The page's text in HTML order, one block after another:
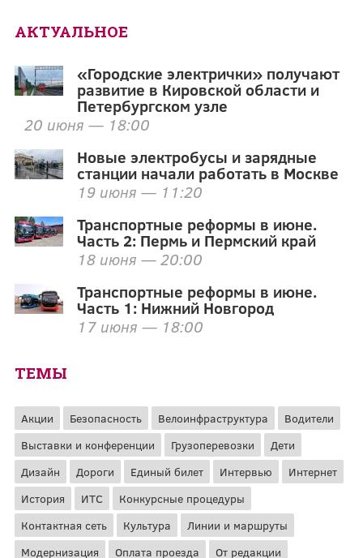
АКТУАЛЬНОЕ
«Городские электрички» получают
развитие в Кировской области и
Петербургском узле
20 июня — 18:00
Новые электробусы и зарядные
станции начали работать в Москве
19 июня — 11:20
Транспортные реформы в июне.
Часть 2: Пермь и Пермский край
18 июня — 20:00
Транспортные реформы в июне.
Часть 1: Нижний Новгород
17 июня — 18:00
ТЕМЫ
Акции Безопасность Велоинфраструктура
Водители
Выставки и конференции
Грузоперевозки
Дети
Дизайн
Дороги Единый билет Интервью
Интернет
История
ИТС
Конкурсные процедуры
Контактная сеть
Культура
Линии и маршруты
Модернизация
Оплата проезда От редакции